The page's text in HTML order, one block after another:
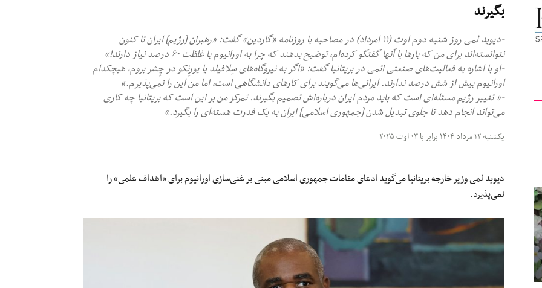
لندن
بگیرند
-دیوید لمی روز شنبه دوم اوت (۱۱ امرداد) در مصاحبه با روزنامه «گاردین» گفت: «رهبران [رژيم] ایران تا کنون
نتوانسته‌اند برای من که بارها با آنها گفتگو کرده‌ام، توضیح بدهند که چرا به اورانیوم با غلظت ۶۰ درصد نیاز دارند!»
-او با اشاره به فعالیت‌های صنعتی اتمی در بریتانیا گفت: «اگر به نیروگاه‌های سِلافیلد یا یورِنکو در چِشر بروم، هیچکدام
اورانیوم بیش از شش درصد ندارند. ایرانی‌ها می‌گویند برای کارهای دانشگاهی است، اما من این را نمی‌پذیرم.»
-« تغییر رژیم مسئله‌ای است که باید مردم ایران درباره‌اش تصمیم بگیرند. تمرکز من بر این است که بریتانیا چه کاری
می‌تواند انجام دهد تا جلوی تبدیل شدن [جمهوری اسلامی] ایران به یک قدرت هسته‌ای را بگیرد.»
یکشنبه ۱۲ مرداد ۱۴۰۴ برابر با ۰۳ اوت ۲۰۲۵
دیوید لمی وزیر خارجه بریتانیا می‌گوید ادعای مقامات جمهوری اسلامی مبنی بر غنی‌سازی اورانیوم برای «اهداف علمی» را
نمی‌پذیرد.